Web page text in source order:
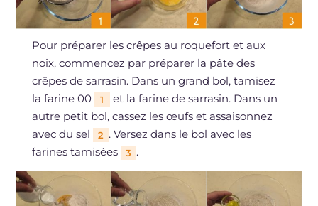
Pour préparer les crêpes au roquefort et aux
noix, commencez par préparer la pâte des
crêpes de sarrasin. Dans un grand bol, tamisez
la farine 00
1
et la farine de sarrasin. Dans un
autre petit bol, cassez les œufs et assaisonnez
avec du sel
2 . Versez dans le bol avec les
farines tamisées
3 .